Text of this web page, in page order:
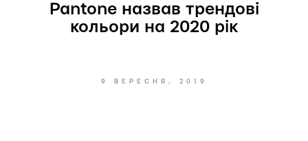
Pantone назвав трендові
кольори на 2020 рік
9 ВЕРЕСНЯ, 2019